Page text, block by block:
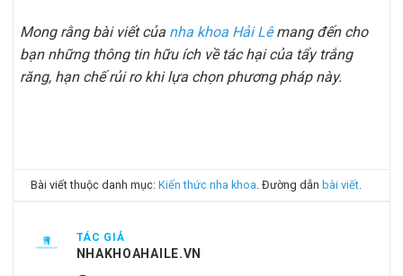
Mong rằng bài viết của nha khoa Hải Lêmang đến cho
bạn những thông tin hữu ích về tác hại của tẩy trắng
răng, hạn chế rủi ro khi lựa chọn phương pháp này.
Bài viết thuộc danh mục:Kiến thức nha khoa . Đường dẫnbài viết
TÁC GIẢ
NHAKHOAHAILE.VN